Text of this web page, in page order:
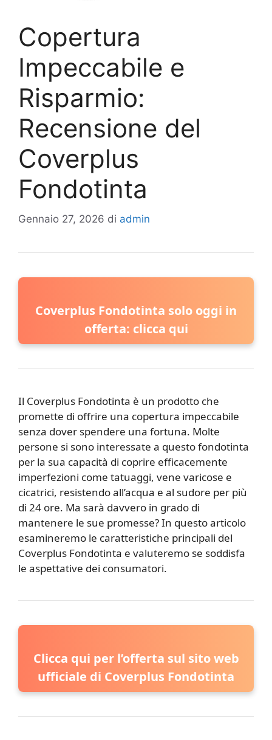
Copertura
Impeccabile e
Risparmio:
Recensione del
Coverplus
Fondotinta
Gennaio 27, 2026 di admin
Coverplus Fondotinta solo oggi in
offerta: clicca qui
Il Coverplus Fondotinta è un prodotto che
promette di offrire una copertura impeccabile
senza dover spendere una fortuna. Molte
persone si sono interessate a questo fondotinta
per la sua capacità di coprire efficacemente
imperfezioni come tatuaggi, vene varicose e
cicatrici, resistendo all’acqua e al sudore per più
di 24 ore. Ma sarà davvero in grado di
mantenere le sue promesse? In questo articolo
esamineremo le caratteristiche principali del
Coverplus Fondotinta e valuteremo se soddisfa
le aspettative dei consumatori.
Clicca qui per l’offerta sul sito web
ufficiale di Coverplus Fondotinta